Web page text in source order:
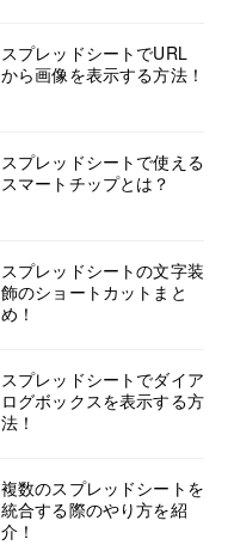
スプレッドシートでURL
から画像を表示する方法！
スプレッドシートで使える
スマートチップとは？
スプレッドシートの文字装
飾のショートカットまと
め！
スプレッドシートでダイア
ログボックスを表示する方
法！
複数のスプレッドシートを
統合する際のやり方を紹
介！